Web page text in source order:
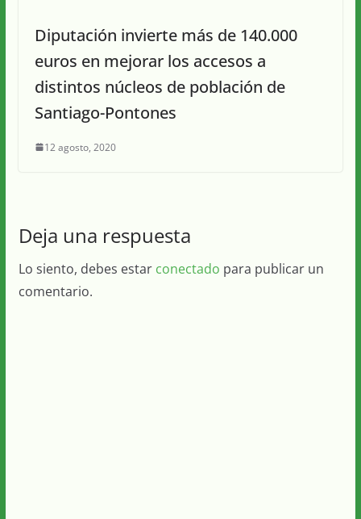
Diputación invierte más de 140.000
euros en mejorar los accesos a
distintos núcleos de población de
Santiago-Pontones
12 agosto, 2020
Deja una respuesta
Lo siento, debes estar conectado para publicar un
comentario.